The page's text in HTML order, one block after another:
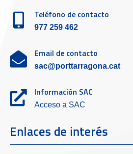
Teléfono de contacto
977 259 462
Email de contacto
sac@porttarragona.cat
Información SAC
Acceso a SAC
Enlaces de interés